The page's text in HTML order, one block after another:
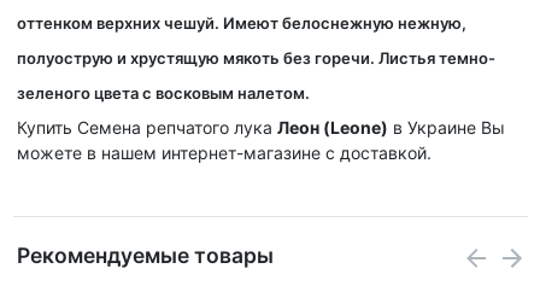
оттенком верхних чешуй. Имеют белоснежную нежную,
полуострую и хрустящую мякоть без горечи. Листья темно-
зеленого цвета с восковым налетом.
Купить Семена репчатого лука Леон (Leone) в Украине Вы
можете в нашем интернет-магазине с доставкой.
Рекомендуемые товары